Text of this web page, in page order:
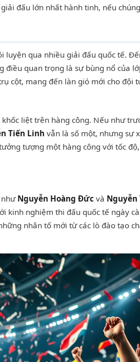
đấu lớn nhất hành tinh, nếu
qua nhiều giải đấu quốc tế.
điều quan trọng là sự bùng nổ của
cột, mang đến làn gió mới cho đội
liệt trên hàng công. Nếu như
Tiến Linh vẫn là số một, nhưng sự
tượng một hàng công với tốc
như Nguyễn Hoàng Đức và Nguyễn
kinh nghiệm thi đấu quốc tế ngày
nhân tố mới từ các lò đào tạo